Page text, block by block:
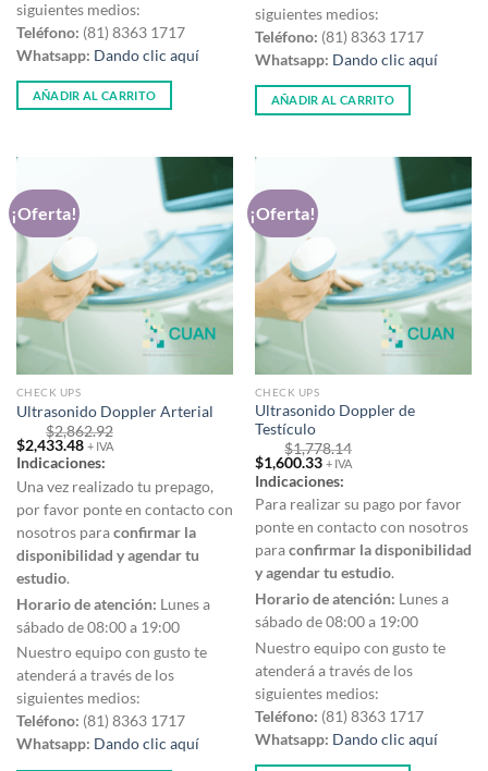
siguientes medios:
Teléfono: (81) 8363 1717
Whatsapp: Dando clic aquí
AÑADIR AL CARRITO
siguientes medios:
Teléfono: (81) 8363 1717
Whatsapp: Dando clic aquí
AÑADIR AL CARRITO
¡Oferta!
CHECK UPS
Ultrasonido Doppler Arterial
$2,862.92
Original
price
was:
$2,862.92.
$2,433.48Current
price
is:
$2,433.48.
+ IVA
Indicaciones:
Una vez realizado tu prepago,
por favor ponte en contacto con
nosotros paraconfirmar la
disponibilidad y agendar tu
estudio.
Horario de atención: Lunes a
sábado de 08:00 a 19:00
Nuestro equipo con gusto te
atenderá a través de los
siguientes medios:
Teléfono: (81) 8363 1717
Whatsapp: Dando clic aquí
¡Oferta!
CHECK UPS
Ultrasonido Doppler de
Testículo
$1,778.14
Original
price
was:
$1,778.14.
$1,600.33Current
price
is:
$1,600.33.
+ IVA
Indicaciones:
Para realizar su pago por favor
ponte en contacto con nosotros
paraconfirmar la disponibilidad
y agendar tu estudio.
Horario de atención: Lunes a
sábado de 08:00 a 19:00
Nuestro equipo con gusto te
atenderá a través de los
siguientes medios:
Teléfono: (81) 8363 1717
Whatsapp: Dando clic aquí